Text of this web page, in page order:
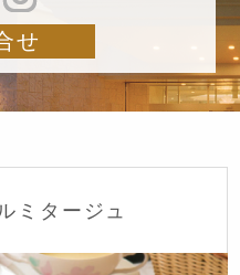
せ
ミタージュ